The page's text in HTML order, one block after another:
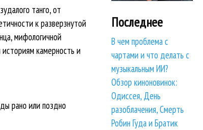
танго, от
к разверзнутой
мифологичной
камерность и
рано или поздно
Последнее
В чем проблема с
чартами и что делать с
музыкальным ИИ?
Обзор киноновинок:
Одиссея, День
разоблачения, Смерть
Робин Гуда и Братик